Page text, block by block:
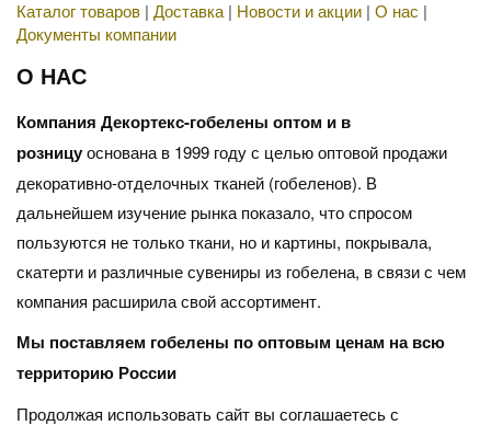
Каталог товаров | Доставка | Новости и акции | О нас |
Документы компании
О НАС
Компания Декортекс-гобелены оптом и в
розницуоснована в 1999 году с целью оптовой продажи
декоративно-отделочных тканей (гобеленов). В
дальнейшем изучение рынка показало, что спросом
пользуются не только ткани, но и картины, покрывала,
скатерти и различные сувениры из гобелена, в связи с чем
компания расширила свой ассортимент.
Мы поставляем гобелены по оптовым ценам на всю
территорию России
Продолжая использовать сайт вы соглашаетесь с